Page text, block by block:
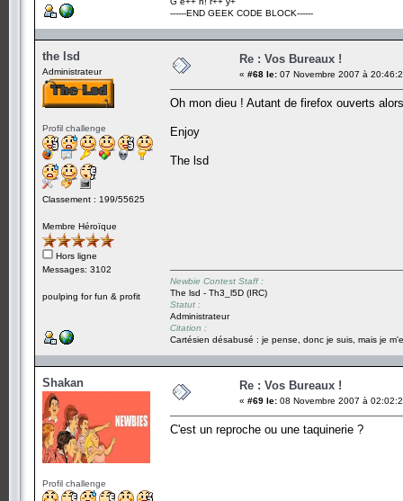
------END GEEK CODE BLOCK------
the lsd
Administrateur
Profil challenge
Classement : 199/55625
Membre Héroïque
Hors ligne
Messages: 3102
poulping for fun & profit
Re : Vos Bureaux !
« #68 le: 07 Novembre 2007 à
Oh mon dieu ! Autant de firefox ouverts
Enjoy
The lsd
Newbie Contest Staff :
The lsd - Th3_l5D (IRC)
Statut :
Administrateur
Citation :
Cartésien désabusé : je pense, donc je suis, mais je
Shakan
Profil challenge
Re : Vos Bureaux !
« #69 le: 08 Novembre 2007 à
C'est un reproche ou une taquinerie ?